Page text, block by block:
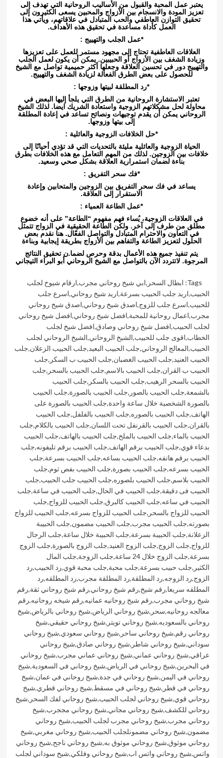
يعتبر عمل المحبة والقبول من الأساليب الروحانية التي تهدف إلى
تعزيز المودة والانسجام بين الأزواج والمحبين يسعى الكثيرون إلى
تحقيق التوازن العاطفي والحب المتبادل في علاقاتهم، ويأتي هذا
العمل كأداة مساعدة في تحقيق هذه الأهداف.
*عمل الجلب والتهييج :
العلاقات العاطفية تحتاج إلى مجهود مستمر للعمل على تعزيزها
وزيادة الشغف بين الأزواج أو الحبيبين. يمكن أن يكون لعمل الجلب
والتهييج دور في تحسين العلاقة وجعلها أكثر حميمية تواصل مع الشيخ
للحصول على بعض الطرق الفعالة لزيادة الشغف والتهييج.
*رد المطلقة لبيتها وزوجها :
تعتبر الاستشارة الروحانية من الطرق التي يلجأ إليها البعض في
محاولة لحل مشكلاتهم الزوجية واستعادة الشريك ايضا. لذلك الشيخ
الروحاني يمكن أن يقدم توجيهات ونصائح تساعد في إعادة المطلقة
إلى بيتها وزوجها.
*حل الخلافات الزوجية والعائلية :
الحياة الزوجية والعائلية مليئة بالتحديات التي قد تؤدي أحيانًا إلى
خلافات بين الزوجين. لذلك من المهم التعامل مع هذه الخلافات بطرق
بناءة لضمان استمرارية العلاقة بشكل صحي وسعيد.
*فك سحر التفريق :
يساعد في فك سحر التفريق بين الزوجين والمتحابين وإعادة
الاستقرار إلى العلاقة.
*عمل الطاعة العمياء :
في العلاقات الزوجية، يُساء فهم مفهوم “الطاعة” على أنه خضوع
مطلق من طرف إلى آخر. ولكن الطاعة الحقيقية في الزواج تتمثل
في التعاون والاحترام المتبادل والتواصل الفعّال. هنا نقدم بعض
الحلول لتعزيز الطاعة والتفاهم بين الأزواج بطريقة إيجابية وبناءة
يتم تنفيذ جميع هذه الأعمال بدقة وحرص لضما.ن تحقيق النتائج
المرجوة. لاتتردد الآن بالتواصل مع الشيخ الروحاني أبو البراء التيجاني
Tags: ابطال السحر ,ابي شيخ روحاني مجرب,ارقام شيوخ لجلب
الحبيب,اريد جلب الحبيب بسرعة,اريد شيخ روحاني,اسرع جلب
للحبيب,اسرع جلب للزوج,اصدق شيخ روحاني,اصدق شيخ روحاني
مجرب,اعمال روحانية للمحبة,افضل شيخ روحاني,افضل شيخ روحاني
لجلب الحبيب,افضل شيخ روحاني وصادق,افضل شيخ لجلب
الخطاب,اقوى جلب للحبيب,الشيخ الروحاني,الشيخ الروحاني لجلب
الحبيب,المعالج الروحاني,جلب الحبيب البعيد,جلب الحبيب الزعلان,جلب
الحبيب العنيد,جلب الحبيب الغضبان,جلب الحبيب ب السكر ,جلب
الحبيب ب القران,جلب الحبيب بالاسم,جلب الحبيب بالسحر ,جلب
الحبيب بالسحر الرهيب,جلب الحبيب بالسكر ,جلب الحبيب
بالشمعة,جلب الحبيب بالصور ,جلب الحبيب بالصورة,جلب الحبيب
بالصورة الشخصية خلال ساعة واحدة,جلب الحبيب بالصورة على
الهاتف,جلب الحبيب بالصوره,جلب الحبيب بالفلفل,جلب الحبيب
بالقران,جلب الحبيب بالقرنفل تحت اللسان,جلب الحبيب بالكلام,جلب
الحبيب بالماء,جلب الحبيب بالملح,جلب الحبيب بالهاتف,جلب الحبيب
بدعاء قوي,جلب الحبيب برقم الهاتف,جلب الحبيب برقم تليفونه,جلب
الحبيب برقم هاتفه,جلب الحبيب بساعه,جلب الحبيب بسرعة,جلب
الحبيب بسرعه,جلب الحبيب بصورة,جلب الحبيب بفص ثوم,جلب
الحبيب بلاسم,جلب الحبيب بلصوره,جلب الحبيب جلب الحبيب,جلب
الحبيب فى دقيقة,جلب الحبيب في الحال,جلب الحبيب في ساعة,جلب
الحبيب في ساعه,جلب الحبيب كالبرق,جلب الحبيب للزواج,جلب
الحبيب للزواج بالسحر ,جلب الحبيب للزواج بسرعه,جلب الحبيب للزواج
بصورته,جلب الحبيب مجرب,جلب الحبيب مضمون,جلب الحبيبة
الزعلانة,جلب الحبيبة بسرعة,جلب الحبيبة خلال ساعة,جلب الرجال
للزواج,جلب الزوج,جلب الزوج العنيد,جلب الزوج بالصورة,جلب الزوج
بسرعة,جلب الزوج خلال 24 ساعة ,جلب الزوجة,جلب المال
الكثير ,جلب حبيب بسرعة,جلب محبة,جلب محبة قوي,رد الحبيب,رد
الزوج,رد الزوجه,رد المطلقة,رد المطلقة مجرب,رد المطلقه,رد
المطلقه سريعا,رقم شيخ,رقم شيخ روحاني,رقم شيخ روحاني ثقة,رقم
شيخ روحاني مجرب,رقم شيخ روحانيه عمانيه,رقم شيخه روحانيه,رقم
معالجه روحانيه,سحر ,شيخ روحاني الرياض,شيخ روحاني بالرياض,شيخ
روحاني بالسعوديه,شيخ روحاني تويتر ,شيخ روحاني حقيقي,شيخ
روحاني رقم,شيخ روحاني ساحر ,شيخ روحاني سعودي,شيخ روحاني
سوداني,شيخ روحاني شاطر ,شيخ روحاني صادق,شيخ روحاني
عراقي,شيخ روحاني عماني,شيخ روحاني عماني مجرب,شيخ روحاني
في البحرين,شيخ روحاني في الرياض,شيخ روحاني في السعودية,شيخ
روحاني في اليمن,شيخ روحاني في جدة,شيخ روحاني في عمان,شيخ
روحاني في قطر ,شيخ روحاني في مسقط,شيخ روحاني قطري,شيخ
روحاني قوي,شيخ روحاني لجلب الحبيب,شيخ روحاني لفك السحر ,شيخ
روحاني للكشف,شيخ روحاني مجاني,شيخ روحاني مججرب,شيخ
روحاني مجرب,شيخ روحاني مجرب لجلب الحبيب,شيخ روحاني
مضمون,شيخ روحاني مضمونلجلب الحبيب,شيخ روحاني مغربي,شيخ
روحاني موثوق,شيخ روحاني موثوق به,شيخ روحاني ناجح,شيخ روحاني
واتس,شيخ روحاني واتس اب,شيخ روحاني وفلكي,شيخ سوداني لجلب